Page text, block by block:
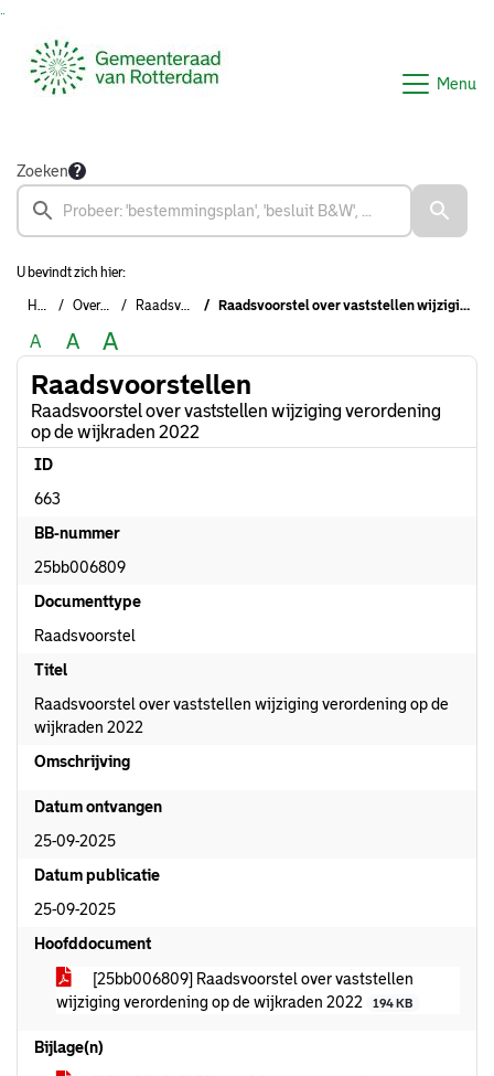
Menu
Zoeken
U bevindt zich hier:
Home Overzichten Raadsvoorstellen Raadsvoorstel over vaststellen wijziging verordening op de wijkraden 2022
A A A
Raadsvoorstellen
Raadsvoorstel over vaststellen wijziging verordening
op de wijkraden 2022
ID
663
BB-nummer
25bb006809
Documenttype
Raadsvoorstel
Titel
Raadsvoorstel over vaststellen wijziging verordening op de
wijkraden 2022
Omschrijving
Datum ontvangen
25-09-2025
Datum publicatie
25-09-2025
Hoofddocument
[25bb006809] Raadsvoorstel over vaststellen
wijziging verordening op de wijkraden 2022
194 KB
Bijlage(n)